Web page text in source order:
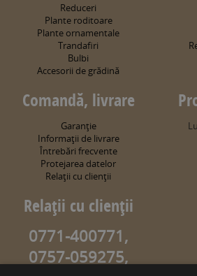
Reduceri
Plante roditoare
Plante ornamentale
Trandafiri
Bulbi
Accesorii de grădină
Comandă, livrare
Garanţie
Informaţii de livrare
Întrebări frecvente
Protejarea datelor
Relaţii cu clienţii
Relaţii cu clienţii
0771-400771,
0757-059275,